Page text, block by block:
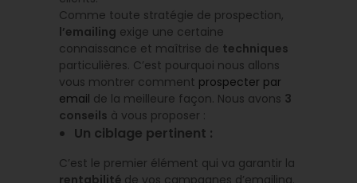
Comme toute stratégie de prospection,
l’emailing exige une certaine
connaissance et maîtrise de techniques
particulières. C’est pourquoi nous allons
vous montrer comment prospecter par
email de la meilleure façon. Nous avons 3
conseils à vous proposer :
Un ciblage pertinent :
C’est le premier élément qui va garantir la
rentabilité de vos campagnes d’emailing.